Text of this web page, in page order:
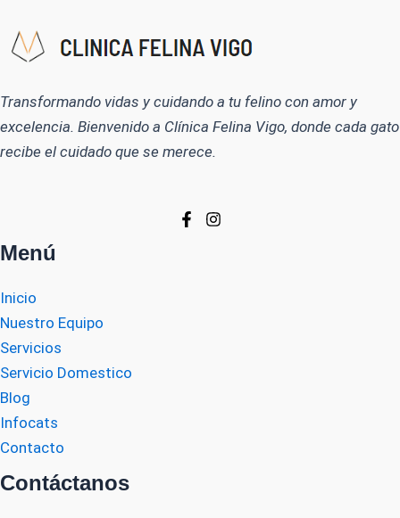
Transformando vidas y cuidando a tu felino con amor y
excelencia. Bienvenido a Clínica Felina Vigo, donde cada gato
recibe el cuidado que se merece.
Menú
Inicio
Nuestro Equipo
Servicios
Servicio Domestico
Blog
Infocats
Contacto
Contáctanos